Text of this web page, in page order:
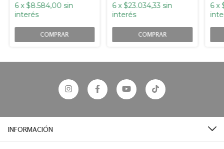
6 x $8.584,00 sin
interés
COMPRAR
6 x $23.034,33 sin
interés
COMPRAR
6 x
INFORMACIÓN